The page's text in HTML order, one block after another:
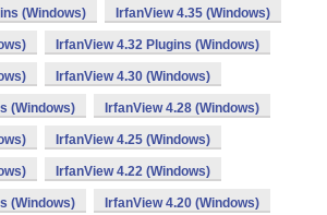
(Windows) IrfanView 4.35 (Windows)
IrfanView 4.32 Plugins (Windows)
IrfanView 4.30 (Windows)
(Windows) IrfanView 4.28 (Windows)
IrfanView 4.25 (Windows)
IrfanView 4.22 (Windows)
(Windows) IrfanView 4.20 (Windows)